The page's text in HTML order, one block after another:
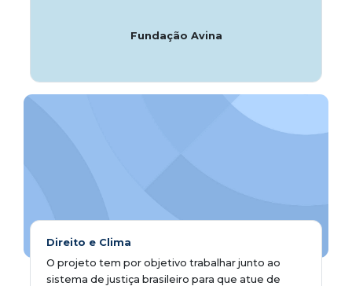
Fundação Avina
Direito e Clima
O projeto tem por objetivo trabalhar junto ao
sistema de justiça brasileiro para que atue de